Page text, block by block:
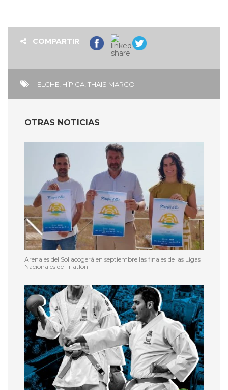
COMPARTIR
ELCHE HÍPICA THAIS MARCO
OTRAS NOTICIAS
Arenales del Sol acogerá en septiembre las finales de las Ligas
Nacionales de Triatlón